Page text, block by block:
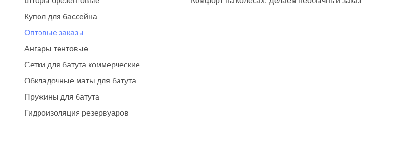
Купол для бассейна
Оптовые заказы
Ангары тентовые
Сетки для батута коммерческие
Обкладочные маты для батута
Пружины для батута
Гидроизоляция резервуаров